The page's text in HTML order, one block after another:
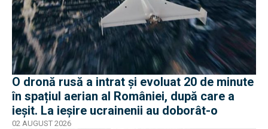
O dronă rusă a intrat și evoluat 20 de minute
în spațiul aerian al României, după care a
ieșit. La ieșire ucrainenii au doborât-o
02 AUGUST 2026